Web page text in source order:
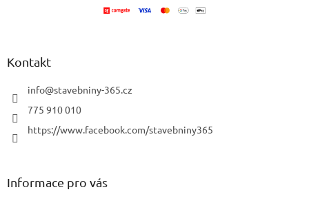
Kontakt
info@stavebniny-365.cz
775 910 010
https://www.facebook.com/stavebniny365
Informace pro vás